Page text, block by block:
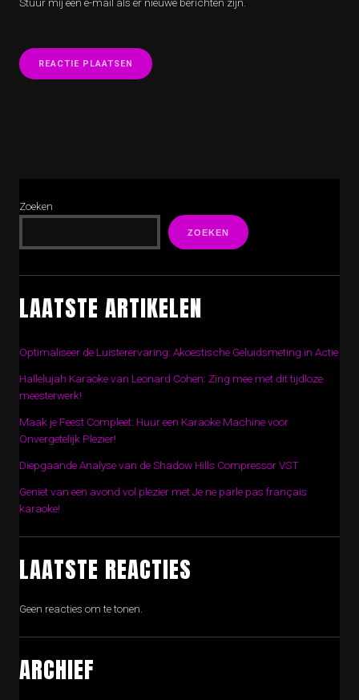
Zoeken
ZOEKEN
LAATSTE ARTIKELEN
Optimaliseer de Luisterervaring: Akoestische Geluidsmeting in Actie
Hallelujah Karaoke van Leonard Cohen: Zing mee met dit tijdloze
meesterwerk!
Maak je Feest Compleet: Huur een Karaoke Machine voor
Onvergetelijk Plezier!
Diepgaande Analyse van de Shadow Hills Compressor VST
Geniet van een avond vol plezier met Je ne parle pas français
karaoke!
LAATSTE REACTIES
Geen reacties om te tonen.
ARCHIEF